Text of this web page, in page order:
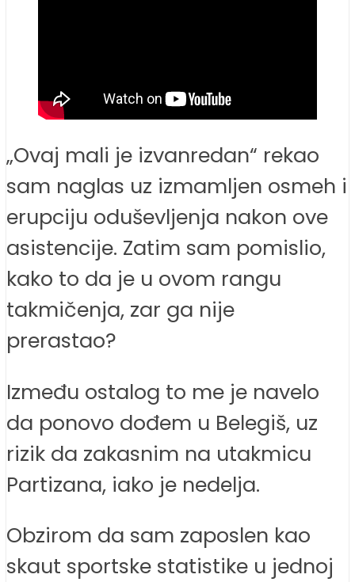
„Ovaj mali je izvanredan“ rekao
sam naglas uz izmamljen osmeh i
erupciju oduševljenja nakon ove
asistencije. Zatim sam pomislio,
kako to da je u ovom rangu
takmičenja, zar ga nije
prerastao?
Između ostalog to me je navelo
da ponovo dođem u Belegiš, uz
rizik da zakasnim na utakmicu
Partizana, iako je nedelja.
Obzirom da sam zaposlen kao
skaut sportske statistike u jednoj